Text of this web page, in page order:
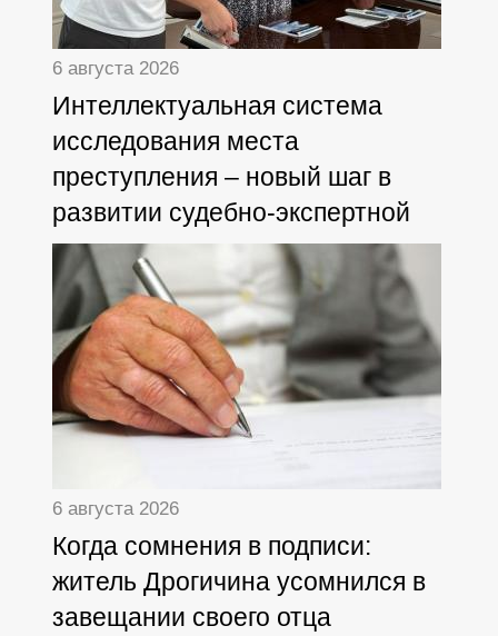
6 августа 2026
Интеллектуальная система
исследования места
преступления – новый шаг в
развитии судебно-экспертной
деятельности
6 августа 2026
Когда сомнения в подписи:
житель Дрогичина усомнился в
завещании своего отца